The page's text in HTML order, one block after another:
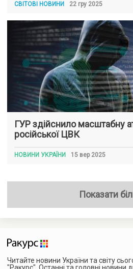
СВІТОВІ НОВИНИ 22 гру 2025
ГУР здійснило масштабну
російської ЦВК
НОВИНИ УКРАЇНИ 15 вер 2025
Показати
Читайте новини України та світу